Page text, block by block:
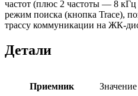
частот (плюс 2 частоты — 8
режим поиска (кнопка Trace),
трассу коммуникации на ЖК-
Детали
Приемник Значение